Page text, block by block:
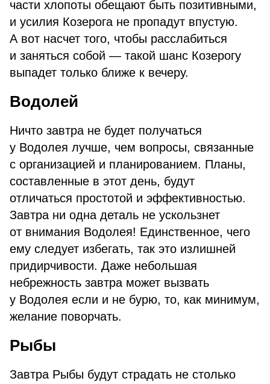
части хлопоты обещают быть позитивными,
и усилия Козерога не пропадут впустую.
А вот насчет того, чтобы расслабиться
и заняться собой — такой шанс Козерогу
выпадет только ближе к вечеру.
Водолей
Ничто завтра не будет получаться
у Водолея лучше, чем вопросы, связанные
с организацией и планированием. Планы,
составленные в этот день, будут
отличаться простотой и эффективностью.
Завтра ни одна деталь не ускользнет
от внимания Водолея! Единственное, чего
ему следует избегать, так это излишней
придирчивости. Даже небольшая
небрежность завтра может вызвать
у Водолея если и не бурю, то, как минимум,
желание поворчать.
Рыбы
Завтра Рыбы будут страдать не столько